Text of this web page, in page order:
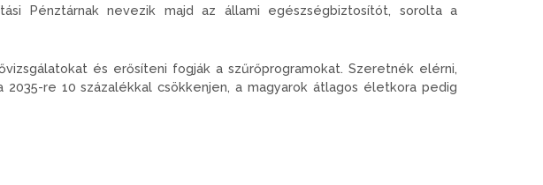
Pénztárnak nevezik majd az állami egészségbiztosítót, sorolta a
és erősíteni fogják a szűrőprogramokat. Szeretnék elérni,
re 10 százalékkal csökkenjen, a magyarok átlagos életkora pedig